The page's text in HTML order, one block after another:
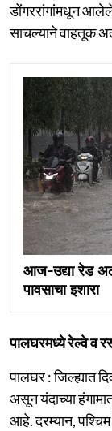
डोंगररांगांमधून आलेले
साचल्याने वाहतूक
आज-उद्या रेड
पावसाचा इशारा
पालघरमध्ये रेल्वे व
पालघर : जिल्ह्यात
असून यंदाच्या
आहे. दरम्यान,